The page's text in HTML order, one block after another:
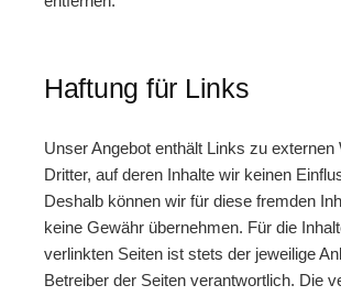
Haftung für Links
Unser Angebot enthält Links zu externen
Dritter, auf deren Inhalte wir keinen
Deshalb können wir für diese fremden
keine Gewähr übernehmen. Für die
verlinkten Seiten ist stets der jeweilige
Betreiber der Seiten verantwortlich. Die